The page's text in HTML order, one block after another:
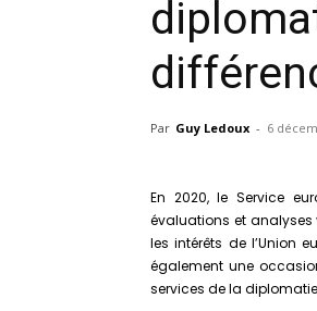
Par Guy Ledoux - 6
En 2020, le Service
évaluations et analyses
les intérêts de l’Union
également une
services de la